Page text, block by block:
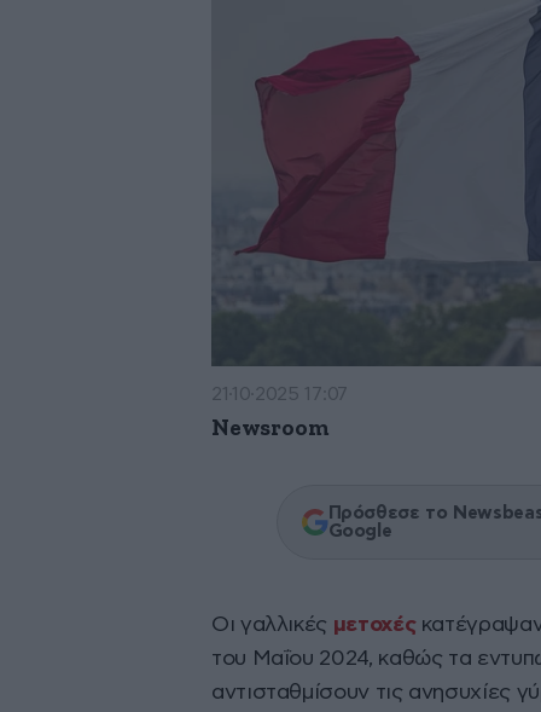
21·10·2025 17:07
Newsroom
Πρόσθεσε το
Google
Οι γαλλικές μετοχέςκατέγραψαν
του Μαΐου 2024, καθώς τα
αντισταθμίσουν τις ανησυχίες